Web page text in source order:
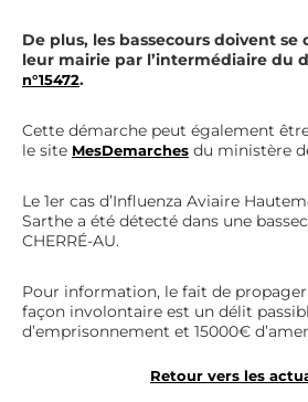
De plus, les bassecours doivent se
leur mairie par l’intermédiaire du
n°15472.
Cette démarche peut également
le site MesDemarches du ministère
Le 1er cas d’Influenza Aviaire
Sarthe a été détecté dans une
CHERRÉ-AU.
Pour information, le fait de
façon involontaire est un délit
d’emprisonnement et 15000€
Retour vers les